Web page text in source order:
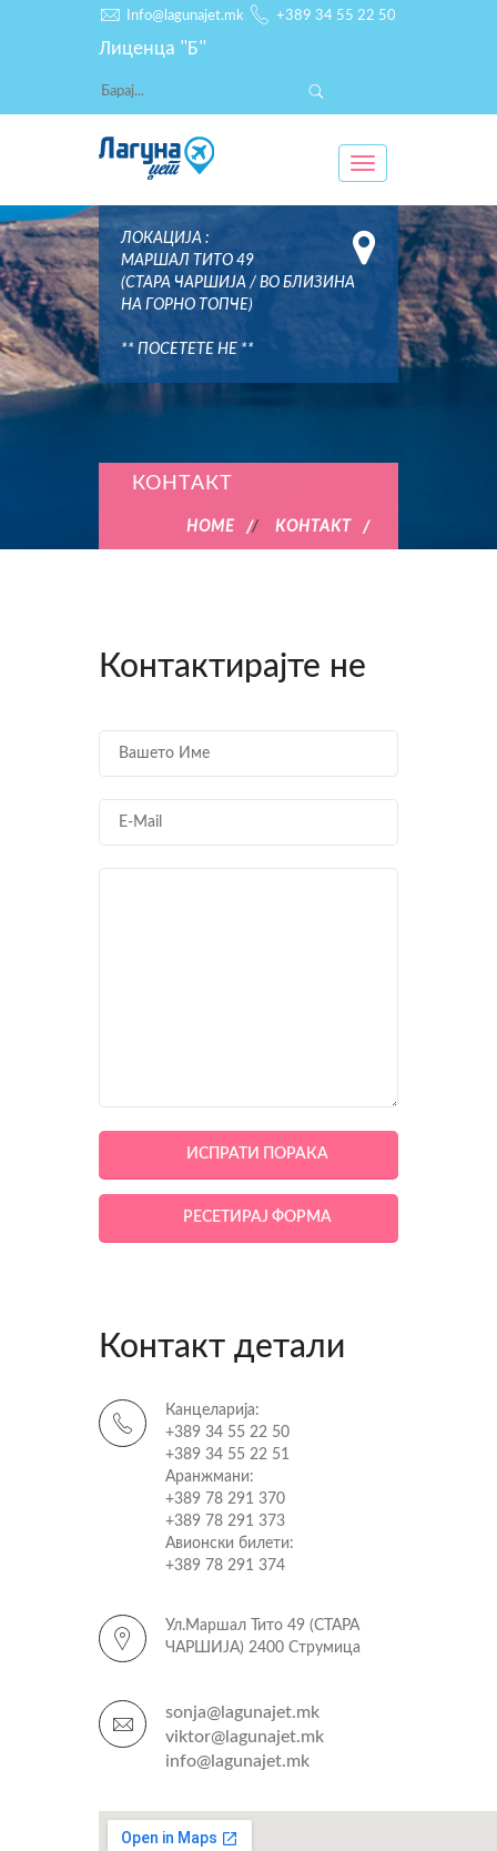
Info@lagunajet.mk +389 34 55 22 50
Лиценца "Б"
Toggle
ЛОКАЦИЈА :
МАРШАЛ ТИТО 49
(СТАРА ЧАРШИЈА / ВО БЛИЗИНА
НА ГОРНО ТОПЧЕ)
** ПОСЕТЕТЕ НЕ **
КОНТАКТ
HOME / КОНТАКТ
Контактирајте не
Контакт детали
Канцеларија:
+389 34 55 22 50
+389 34 55 22 51
Аранжмани:
+389 78 291 370
+389 78 291 373
Авионски билети:
+389 78 291 374
Ул.Маршал Тито 49 (СТАРА
ЧАРШИЈА) 2400 Струмица
sonja@lagunajet.mk
viktor@lagunajet.mk
info@lagunajet.mk